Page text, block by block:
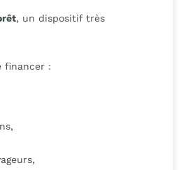
, un dispositif très
financer :